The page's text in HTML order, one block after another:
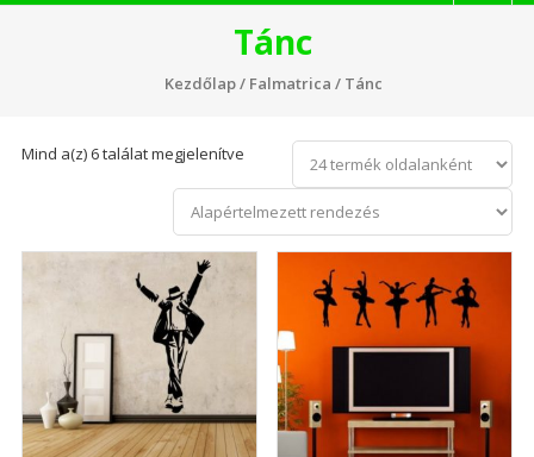
Tánc
Kezdőlap/ Falmatrica / Tánc
Mind a(z) 6 találat megjelenítve